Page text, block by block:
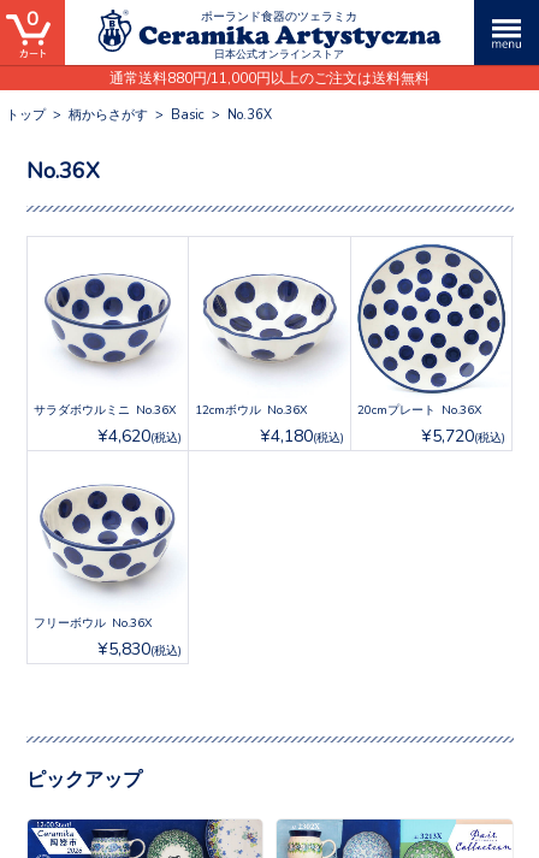
ポーランド食器のツェラミカ
日本公式オンラインストア
通常送料880円/11,000円以上のご注文は送料無料
0
トップ> 柄からさがす > Basic > No.36X
No.36X
サラダボウルミニ No.36X
¥4,620(税込)
12cmボウル No.36X
¥4,180(税込)
20cmプレート No.36X
¥5,720(税込)
フリーボウル No.36X
¥5,830(税込)
ピックアップ